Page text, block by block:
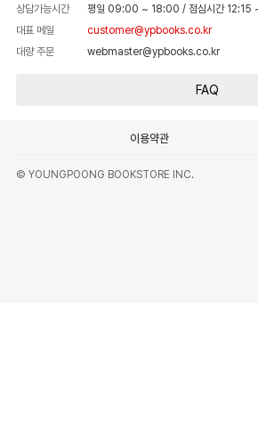
상담가능시간 평일 09:00 ~ 18:00 / 점심시간 12:15
대표 메일
customer@ypbooks.co.kr
대량 주문
webmaster@ypbooks.co.kr
FAQ
이용약관
© YOUNGPOONG BOOKSTORE INC.